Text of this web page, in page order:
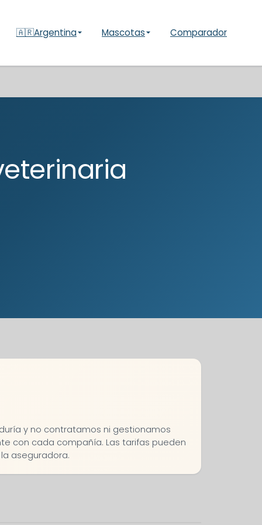
🇦🇷Argentina Mascotas Comparador
y no contratamos ni gestionamos
con cada compañía. Las tarifas pueden
aseguradora.